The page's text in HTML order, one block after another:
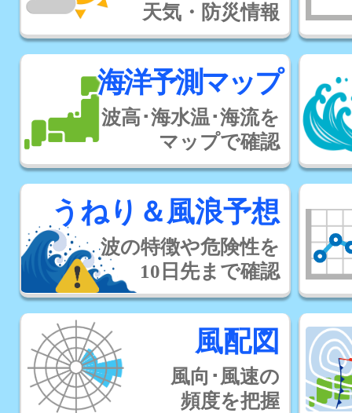
天気・防災情報
海洋予測マップ
波高･海水温･海流を
マップで確認
うねり＆風浪予想
波の特徴や危険性を
10日先まで確認
風配図
風向･風速の
頻度を把握